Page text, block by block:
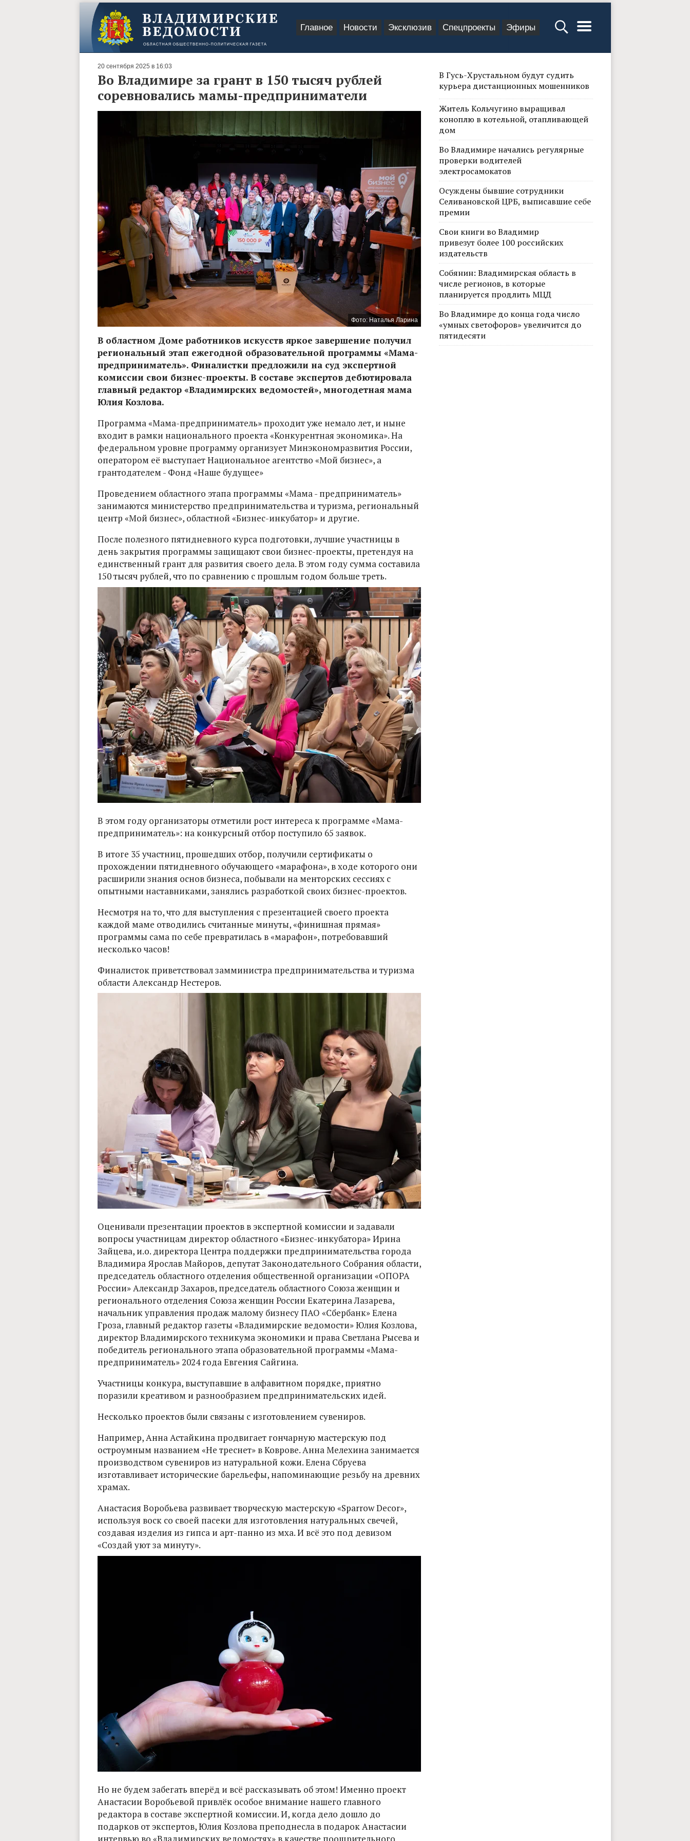
Главное Новости Эксклюзив Спецпроекты Эфиры
20 сентября 2025 в 16:03
Во Владимире за грант в 150 тысяч рублей
соревновались мамы-предприниматели
Фото: Наталья Ларина
В областном Доме работников искусств яркое завершение получил
региональный этап ежегодной образовательной программы «Мама-
предприниматель». Финалистки предложили на суд экспертной
комиссии свои бизнес-проекты. В составе экспертов дебютировала
главный редактор «Владимирских ведомостей», многодетная мама
Юлия Козлова.
Программа «Мама-предприниматель» проходит уже немало лет, и ныне
входит в рамки национального проекта «Конкурентная экономика». На
федеральном уровне программу организует Минэкономразвития России,
оператором её выступает Национальное агентство «Мой бизнес», а
грантодателем - Фонд «Наше будущее»
Проведением областного этапа программы «Мама - предприниматель»
занимаются министерство предпринимательства и туризма, региональный
центр «Мой бизнес», областной «Бизнес-инкубатор» и другие.
После полезного пятидневного курса подготовки, лучшие участницы в
день закрытия программы защищают свои бизнес-проекты, претендуя на
единственный грант для развития своего дела. В этом году сумма составила
150 тысяч рублей, что по сравнению с прошлым годом больше треть.
В этом году организаторы отметили рост интереса к программе «Мама-
предприниматель»: на конкурсный отбор поступило 65 заявок.
В итоге 35 участниц, прошедших отбор, получили сертификаты о
прохождении пятидневного обучающего «марафона», в ходе которого они
расширили знания основ бизнеса, побывали на менторских сессиях с
опытными наставниками, занялись разработкой своих бизнес-проектов.
Несмотря на то, что для выступления с презентацией своего проекта
каждой маме отводились считанные минуты, «финишная прямая»
программы сама по себе превратилась в «марафон», потребовавший
несколько часов!
Финалисток приветствовал замминистра предпринимательства и туризма
области Александр Нестеров.
Оценивали презентации проектов в экспертной комиссии и задавали
вопросы участницам директор областного «Бизнес-инкубатора» Ирина
Зайцева, и.о. директора Центра поддержки предпринимательства города
Владимира Ярослав Майоров, депутат Законодательного Собрания области,
председатель областного отделения общественной организации «ОПОРА
России» Александр Захаров, председатель областного Союза женщин и
регионального отделения Союза женщин России Екатерина Лазарева,
начальник управления продаж малому бизнесу ПАО «Сбербанк» Елена
Гроза, главный редактор газеты «Владимирские ведомости» Юлия Козлова,
директор Владимирского техникума экономики и права Светлана Рысева и
победитель регионального этапа образовательной программы «Мама-
предприниматель» 2024 года Евгения Сайгина.
Участницы конкура, выступавшие в алфавитном порядке, приятно
поразили креативом и разнообразием предпринимательских идей.
Несколько проектов были связаны с изготовлением сувениров.
Например, Анна Астайкина продвигает гончарную мастерскую под
остроумным названием «Не треснет» в Коврове. Анна Мелехина занимается
производством сувениров из натуральной кожи. Елена Сбруева
изготавливает исторические барельефы, напоминающие резьбу на древних
храмах.
Анастасия Воробьева развивает творческую мастерскую «Sparrow Decor»,
используя воск со своей пасеки для изготовления натуральных свечей,
создавая изделия из гипса и арт-панно из мха. И всё это под девизом
«Создай уют за минуту».
Но не будем забегать вперёд и всё рассказывать об этом! Именно проект
Анастасии Воробьевой привлёк особое внимание нашего главного
редактора в составе экспертной комиссии. И, когда дело дошло до
подарков от экспертов, Юлия Козлова преподнесла в подарок Анастасии
интервью во «Владимирских ведомостях» в качестве поощрительного
В Гусь-Хрустальном будут судить
курьера дистанционных мошенников
Житель Кольчугино выращивал
коноплю в котельной, отапливающей
дом
Во Владимире начались регулярные
проверки водителей
электросамокатов
Осуждены бывшие сотрудники
Селивановской ЦРБ, выписавшие себе
премии
Свои книги во Владимир
привезут более 100 российских
издательств
Собянин: Владимирская область в
числе регионов, в которые
планируется продлить МЦД
Во Владимире до конца года число
«умных светофоров» увеличится до
пятидесяти